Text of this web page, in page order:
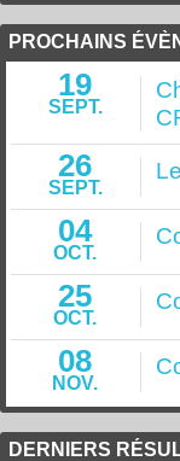
PROCHAINS
19
SEPT.
26
SEPT.
04
OCT.
25
OCT.
08
NOV.
DERNIERS